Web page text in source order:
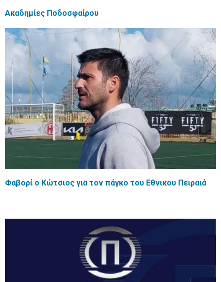
Ακαδημίες Ποδοσφαίρου
Φαβορί ο Κώτσιος για τον πάγκο του Εθνικου Πειραιά